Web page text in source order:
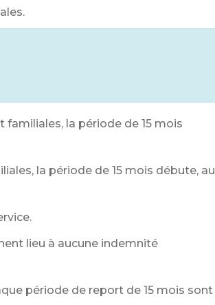
la période de 15 mois
la période de 15 mois débute, au
lieu à aucune indemnité
période de report de 15 mois sont